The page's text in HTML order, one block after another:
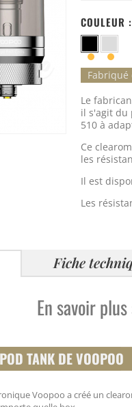
COULEUR :
Fabriqué
Le
il s'agit du
510 à
Ce
les
Il est
Les
Fiche
En savoir
TANK DE VOOPOO
Voopoo a créé un